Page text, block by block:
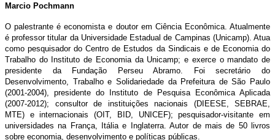
Marcio Pochmann
O palestrante é economista e doutor em Ciência Econômica. Atualmente
é professor titular da Universidade Estadual de Campinas (Unicamp). Atua
como pesquisador do Centro de Estudos da Sindicais e de Economia do
Trabalho do Instituto de Economia da Unicamp; e exerce o mandato de
presidente da Fundação Perseu Abramo. Foi secretário do
Desenvolvimento, Trabalho e Solidariedade da Prefeitura de São Paulo
(2001-2004), presidente do Instituto de Pesquisa Econômica Aplicada
(2007-2012); consultor de instituições nacionais (DIEESE, SEBRAE,
MTE) e internacionais (OIT, BID, UNICEF); pesquisador-visitante em
universidades na França, Itália e Inglaterra. Autor de mais de 50 livros
sobre economia, desenvolvimento e políticas públicas.